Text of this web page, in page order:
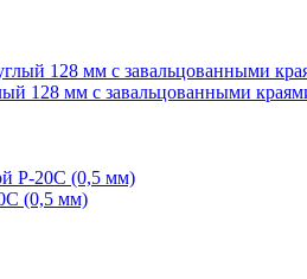
128 мм с завальцованными
(0,5 мм)